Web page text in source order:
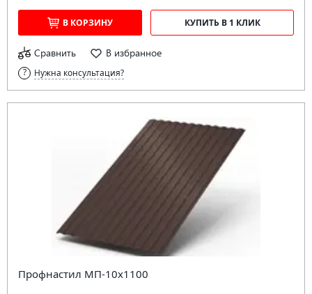
В КОРЗИНУ КУПИТЬ В 1 КЛИК
Сравнить В избранное
Нужна консультация?
Профнастил МП-10х1100